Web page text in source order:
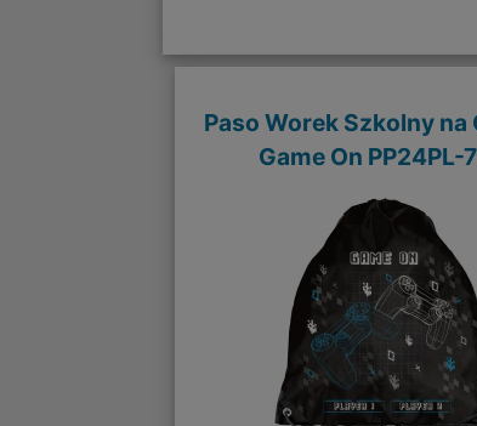
Paso Worek Szkolny na
Game On PP24PL-